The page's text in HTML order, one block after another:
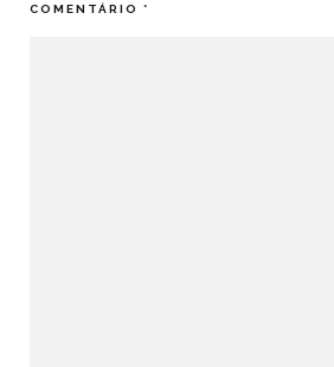
COMENTÁRIO *